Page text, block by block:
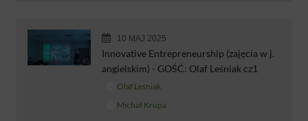
10 MAJ 2025
Innovative Entrepreneurship (zajęcia w j.
angielskim) - GOŚĆ: Olaf Leśniak cz1
Olaf Leśniak
Michał Krupa